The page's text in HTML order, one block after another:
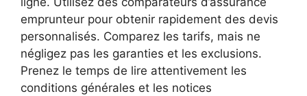
emprunteur pour obtenir rapidement des devis
personnalisés. Comparez les tarifs, mais ne
négligez pas les garanties et les exclusions.
Prenez le temps de lire attentivement les
conditions générales et les notices